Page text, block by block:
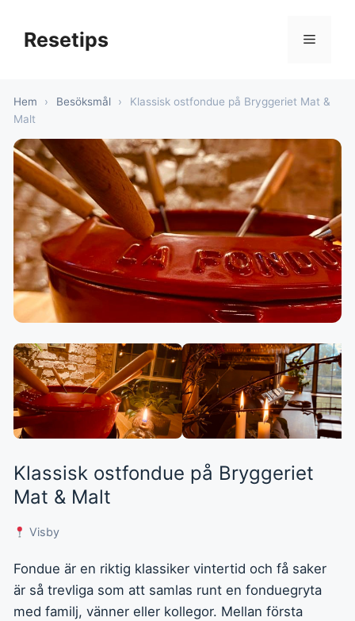
innehållResetips Meny
Hem › Besöksmål ›
Klassisk ostfondue på Bryggeriet Mat &
Malt
Klassisk ostfondue på Bryggeriet
Mat & Malt
Visby
Fondue är en riktig klassiker vintertid och få saker
är så trevliga som att samlas runt en fonduegryta
med familj, vänner eller kollegor. Mellan första